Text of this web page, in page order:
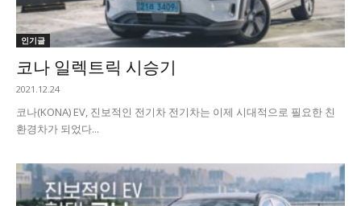
인기글
코나 일렉트릭 시승기
2021.12.24
코나(KONA) EV, 진보적인 전기차 전기차는 이제 시대적으로 필요한 친
환경차가 되었다...